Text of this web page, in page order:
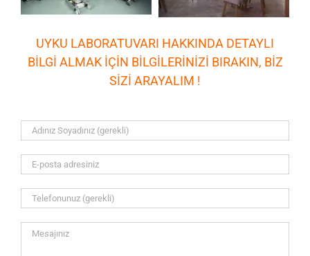
UYKU LABORATUVARI HAKKINDA DETAYLI
BİLGİ ALMAK İÇİN BİLGİLERİNİZİ BIRAKIN, BİZ
SİZİ ARAYALIM !